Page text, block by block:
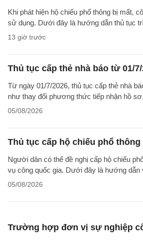
Khi phát hiện hộ chiếu phổ thông bị mất,
sử dụng. Dưới đây là hướng dẫn thủ tục
13 giờ trước
Thủ tục cấp thẻ nhà báo từ 01/
Từ ngày 01/7/2026, thủ tục cấp thẻ nhà
như thay đổi phương thức tiếp nhận hồ
05/08/2026
Thủ tục cấp hộ chiếu phổ
Người dân có thể đề nghị cấp hộ chiếu
vụ công quốc gia. Dưới đây là hướng
05/08/2026
Trường hợp đơn vị sự nghiệp